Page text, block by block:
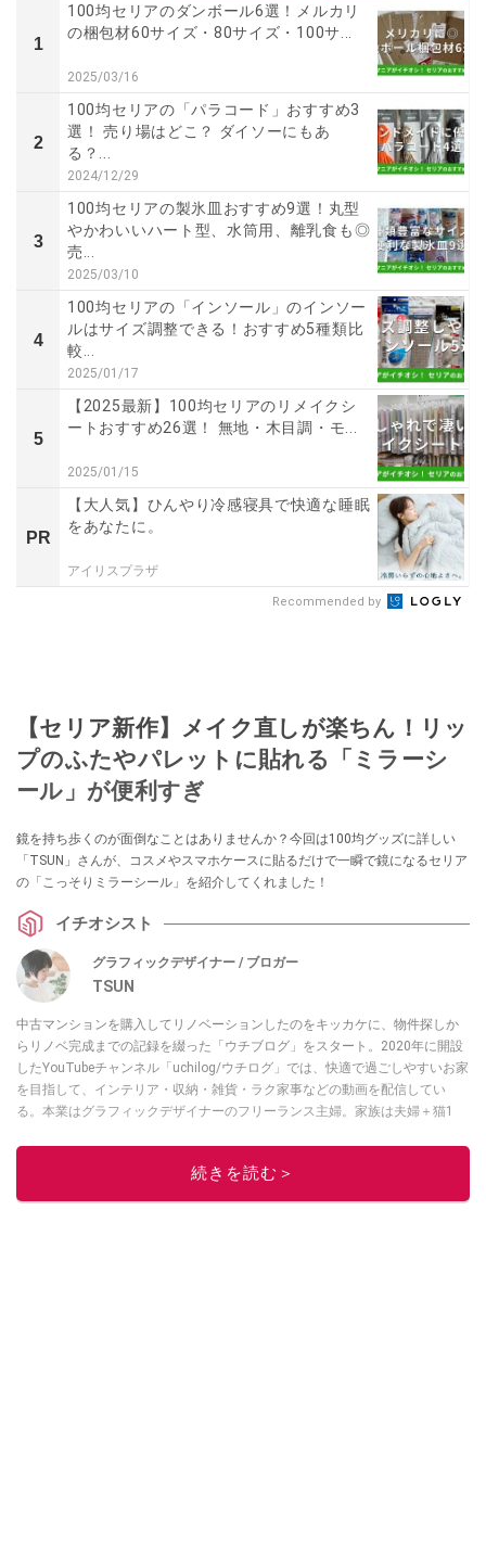
1
100均セリアのダンボール6選！メルカリ
の梱包材60サイズ・80サイズ・100サ...
2025/03/16
2
100均セリアの「パラコード」おすすめ3
選！ 売り場はどこ？ ダイソーにもあ
る？...
2024/12/29
3
100均セリアの製氷皿おすすめ9選！丸型
やかわいいハート型、水筒用、離乳食も◎
売...
2025/03/10
4
100均セリアの「インソール」のインソー
ルはサイズ調整できる！おすすめ5種類比
較...
2025/01/17
5
【2025最新】100均セリアのリメイクシ
ートおすすめ26選！ 無地・木目調・モ...
2025/01/15
PR
【大人気】ひんやり冷感寝具で快適な睡眠
をあなたに。
アイリスプラザ
Recommended by
【セリア新作】メイク直しが楽ちん！リッ
プのふたやパレットに貼れる「ミラーシ
ール」が便利すぎ
鏡を持ち歩くのが面倒なことはありませんか？今回は100均グッズに詳しい
「TSUN」さんが、コスメやスマホケースに貼るだけで一瞬で鏡になるセリア
の「こっそりミラーシール」を紹介してくれました！
イチオシスト
グラフィックデザイナー / ブロガー
TSUN
中古マンションを購入してリノベーションしたのをキッカケに、物件探しか
らリノベ完成までの記録を綴った「ウチブログ」をスタート。2020年に開設
したYouTubeチャンネル「uchilog/ウチログ」では、快適で過ごしやすいお家
を目指して、インテリア・収納・雑貨・ラク家事などの動画を配信してい
る。本業はグラフィックデザイナーのフリーランス主婦。家族は夫婦＋猫1
ノベ人気事例1位
続きを読む＞